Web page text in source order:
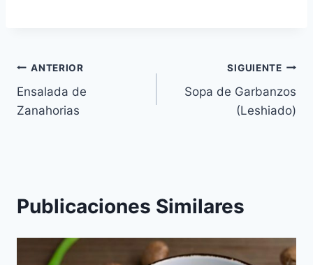
Navegación
de
ANTERIOR
Ensalada de
Zanahorias
SIGUIENTE
Sopa de Garbanzos
(Leshiado)
Publicaciones Similares